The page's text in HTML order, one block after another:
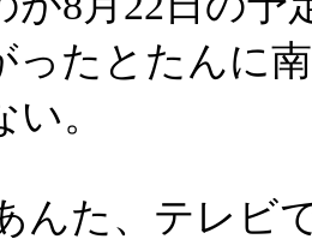
ったとたんに
。
んた、テレビ